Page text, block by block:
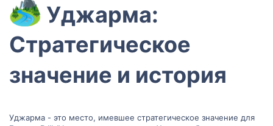
Уджарма:
Стратегическое
значение и история​
Уджарма - это место, имевшее стратегическое значение для